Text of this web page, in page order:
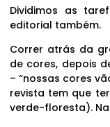
Dividimos as
editorial também.
Correr atrás da
de cores, depois
– “nossas cores
revista tem que
verde-floresta).